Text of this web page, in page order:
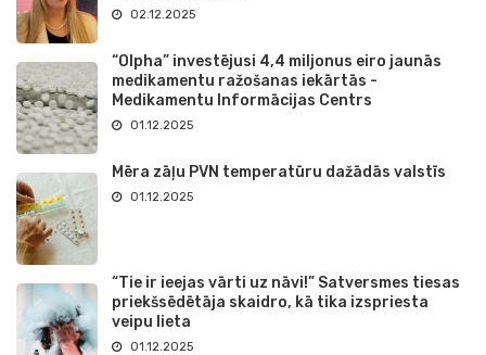
02.12.2025
“Olpha” investējusi 4,4 miljonus eiro jaunās
medikamentu ražošanas iekārtās -
Medikamentu Informācijas Centrs
01.12.2025
Mēra zāļu PVN temperatūru dažādās valstīs
01.12.2025
“Tie ir ieejas vārti uz nāvi!” Satversmes tiesas
priekšsēdētāja skaidro, kā tika izspriesta
veipu lieta
01.12.2025